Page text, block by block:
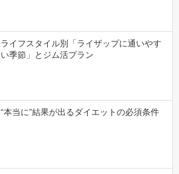
ライフスタイル別「ライザップに通いやす
い季節」とジム活プラン
“本当に”結果が出るダイエットの必須条件